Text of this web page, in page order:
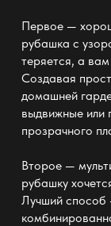
Первое —
рубашка с
теряется, а
Создавая
домашней
выдвижные или
прозрачного
Второе —
рубашку
Лучший способ